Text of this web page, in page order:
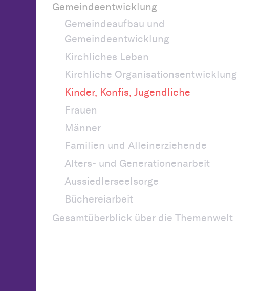
Gemeindeentwicklung
Gemeindeaufbau und
Gemeindeentwicklung
Kirchliches Leben
Kirchliche Organisationsentwicklung
Kinder, Konfis, Jugendliche
Frauen
Männer
Familien und Alleinerziehende
Alters- und Generationenarbeit
Aussiedlerseelsorge
Büchereiarbeit
Gesamtüberblick über die Themenwelt